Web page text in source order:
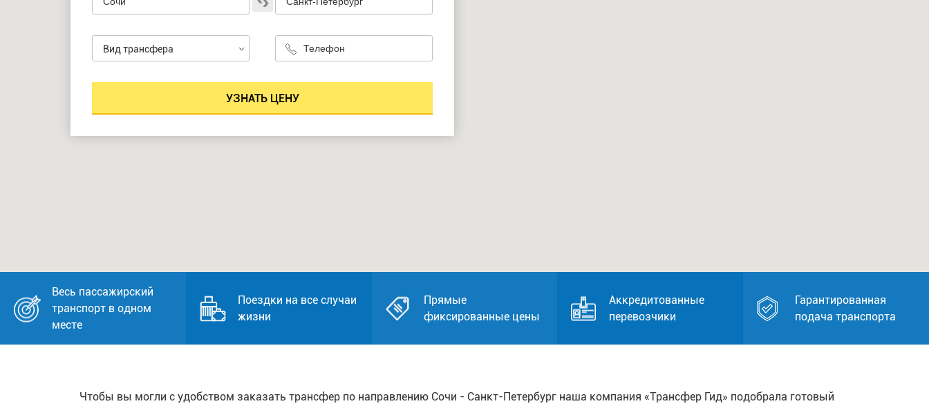
Вид трансфера
Весь пассажирский
транспорт в одном
месте
Поездки на все случаи
жизни
Прямые
фиксированные цены
Аккредитованные
перевозчики
Гарантированная
подача транспорта
Чтобы вы могли с удобством заказать трансфер по направлению Сочи - Санкт-Петербург наша компания «Трансфер Гид» подобрала готовый